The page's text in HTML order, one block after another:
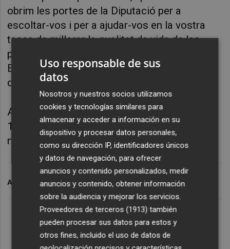
obrim les portes de la Diputació per a
escoltar-vos i per a ajudar-vos en la vostra
tasca de millorar la qualitat de vida de les
persones que s’enfronten contra el càncer".
En futures reunions es concretaran més
detalls de la col·laboració.
Actualment, l’AECC es troba implantada en
110 municipis de la província i compta amb
més de 6.000 socis.
ARCHIVADO EN AECC DIPUTACIÓ
Uso responsable de sus
datos
Nosotros y nuestros socios utilizamos
cookies y tecnologías similares para
almacenar y acceder a información en su
dispositivo y procesar datos personales,
como su dirección IP, identificadores únicos
y datos de navegación, para ofrecer
anuncios y contenido personalizados, medir
anuncios y contenido, obtener información
sobre la audiencia y mejorar los servicios.
Proveedores de terceros (1913) también
pueden procesar sus datos para estos y
otros fines, incluido el uso de datos de